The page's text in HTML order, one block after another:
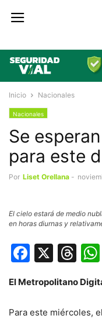
Inicio Nacionales
Nacionales
Se
para este
Por Liset Orellana -
El cielo estará de medio
en horas diurnas y
X
El Metropolitano
Para este miércoles,